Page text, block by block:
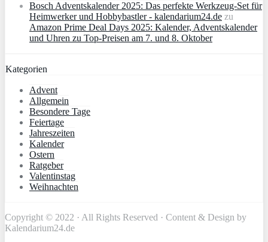
Bosch Adventskalender 2025: Das perfekte Werkzeug-Set für
Heimwerker und Hobbybastler - kalendarium24.de zu
Amazon Prime Deal Days 2025: Kalender, Adventskalender
und Uhren zu Top-Preisen am 7. und 8. Oktober
Kategorien
Advent
Allgemein
Besondere Tage
Feiertage
Jahreszeiten
Kalender
Ostern
Ratgeber
Valentinstag
Weihnachten
Copyright © 2022 · All Rights Reserved · Content & Design by
Kalendarium24.de